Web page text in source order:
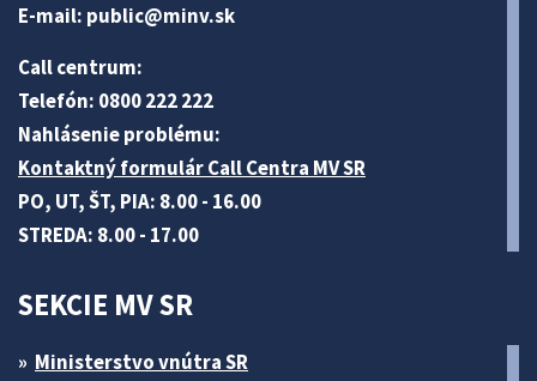
E-mail: public@minv.sk
Call centrum:
Telefón: 0800 222 222
Nahlásenie problému:
Kontaktný formulár Call Centra MV SR
PO, UT, ŠT, PIA: 8.00 - 16.00
STREDA: 8.00 - 17.00
SEKCIE MV SR
Ministerstvo vnútra SR